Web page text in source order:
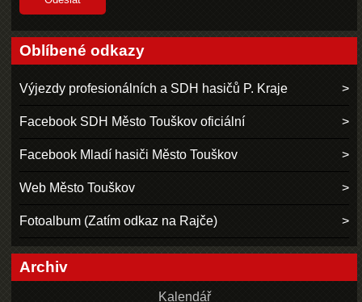
Oblíbené odkazy
Výjezdy profesionálních a SDH hasičů P. Kraje
Facebook SDH Město Touškov oficiální
Facebook Mladí hasiči Město Touškov
Web Město Touškov
Fotoalbum (Zatím odkaz na Rajče)
Archiv
Kalendář